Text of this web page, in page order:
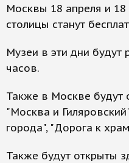
Москвы 18 апреля и
столицы станут
Музеи в эти дни будут
часов.
Также в Москве будут
"Москва и
города", "Дорога к
Также будут открыты